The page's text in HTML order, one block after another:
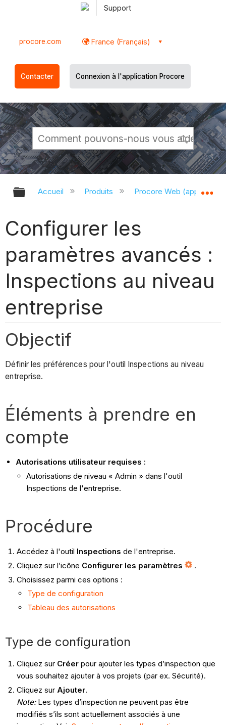
Support
procore.com France (Français)
Contacter Connexion à l'application Procore
Développer/réduire la hiérarchie
Accueil Produits Procore Web
Configurer les
paramètres avancés :
Inspections au niveau
entreprise
Objectif
Définir les préférences pour l'outil Inspections au niveau
entreprise.
Éléments à prendre en
compte
Autorisations utilisateur requises :
Autorisations de niveau « Admin » dans l'outil
Inspections de l'entreprise.
Procédure
Accédez à l'outil Inspections de l'entreprise.
Cliquez sur l’icône Configurer les paramètres
.
Choisissez parmi ces options :
Type de configuration
Tableau des autorisations
Type de configuration
Cliquez sur Créerpour ajouter les types d’inspection que
vous souhaitez ajouter à vos projets (par ex. Sécurité).
Cliquez sur Ajouter.
Note: Les types d’inspection ne peuvent pas être
modifiés s’ils sont actuellement associés à une